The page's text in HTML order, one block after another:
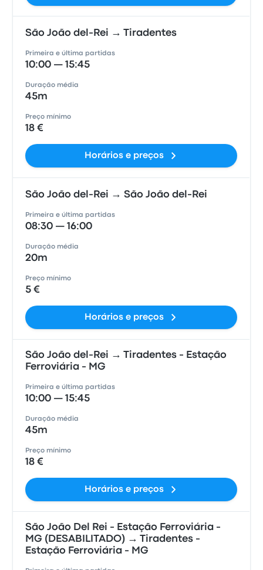
São João del-Rei → Tiradentes
Primeira e última partidas
10:00 — 15:45
Duração média
45m
Preço mínimo
18 €
Horários e preços
São João del-Rei → São João del-Rei
Primeira e última partidas
08:30 — 16:00
Duração média
20m
Preço mínimo
5 €
Horários e preços
São João del-Rei → Tiradentes - Estação
Ferroviária - MG
Primeira e última partidas
10:00 — 15:45
Duração média
45m
Preço mínimo
18 €
Horários e preços
São João Del Rei - Estação Ferroviária -
MG (DESABILITADO) → Tiradentes -
Estação Ferroviária - MG